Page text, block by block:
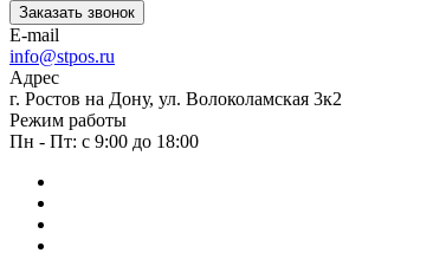
Заказать звонок
E-mail
info@stpos.ru
Адрес
г. Ростов на Дону, ул. Волоколамская 3к2
Режим работы
Пн - Пт: с 9:00 до 18:00